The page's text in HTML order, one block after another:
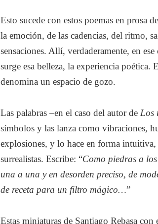
Esto sucede con estos poemas en prosa
la emoción, de las cadencias, del ritmo,
sensaciones. Allí, verdaderamente, en
surge esa belleza, la experiencia poética.
denomina un espacio de gozo.
Las palabras –en el caso del autor deLos
símbolos y las lanza como vibraciones,
explosiones, y lo hace en forma
surrealistas. Escribe: “Como piedras a
una a una y en desorden preciso, de
de receta para un filtro mágico…”
Estas miniaturas de Santiago Rebasa